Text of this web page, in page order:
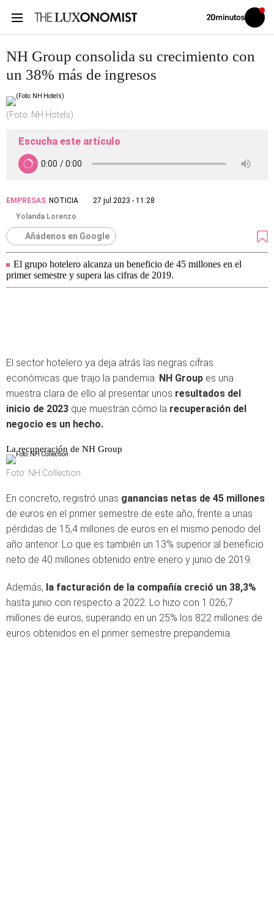
Volver
Iniciar
sesión
NH Group consolida su crecimiento con
un 38% más de ingresos
(Foto: NH Hotels)
Escucha este artículo
EMPRESAS NOTICIA
27 jul 2023 - 11:28
Yolanda Lorenzo
Añádenos en Google
El grupo hotelero alcanza un beneficio de 45 millones en el
primer semestre y supera las cifras de 2019.
El sector hotelero ya deja atrás las negras cifras
económicas que trajo la pandemia. NH Group es una
muestra clara de ello al presentar unos resultados del
inicio de 2023 que muestran cómo la recuperación del
negocio es un hecho.
La recuperación de NH Group
Foto: NH Collection
En concreto, registró unas ganancias netas de 45 millones
de euros en el primer semestre de este año, frente a unas
pérdidas de 15,4 millones de euros en el mismo periodo del
año anterior. Lo que es también un 13% superior al beneficio
neto de 40 millones obtenido entre enero y junio de 2019.
Además, la facturación de la compañía creció un 38,3%
hasta junio con respecto a 2022. Lo hizo con 1.026,7
millones de euros, superando en un 25% los 822 millones de
euros obtenidos en el primer semestre prepandemia.